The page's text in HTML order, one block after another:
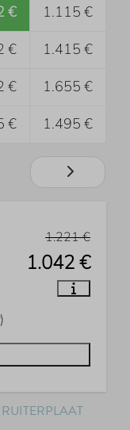
€ 1.115 €
€ 1.415 €
€ 1.655 €
€ 1.495 €
1.221 €
1.042 €
F